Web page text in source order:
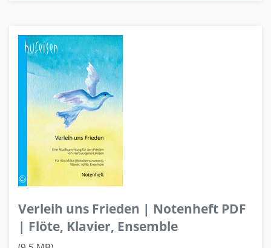
Verleih uns Frieden | Notenheft PDF
| Flöte, Klavier, Ensemble